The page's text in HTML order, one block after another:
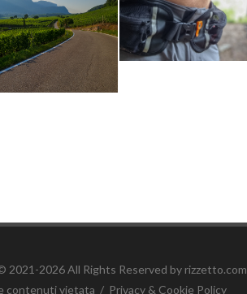
2021-2026 All Rights Reserved by rizzetto.com
contenuti vietata / Privacy & Cookie Policy